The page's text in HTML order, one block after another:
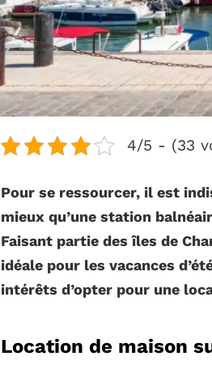
4/5 - (33
Pour se ressourcer, il est
mieux qu’une station
Faisant partie des îles de
idéale pour les vacances
intérêts d’opter pour une
Location de maison